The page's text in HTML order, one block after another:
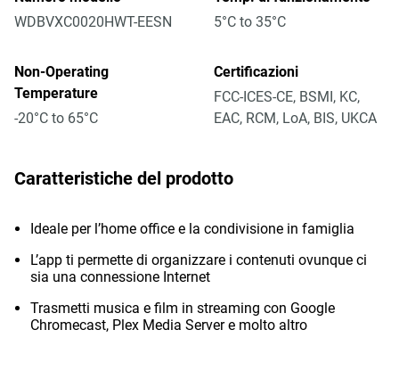
WDBVXC0020HWT-EESN
5°C to 35°C
Non-Operating
Temperature
-20°C to 65°C
Certificazioni
FCC-ICES-CE, BSMI, KC,
EAC, RCM, LoA, BIS, UKCA
Caratteristiche del prodotto
Ideale per l’home office e la condivisione in famiglia
L’app ti permette di organizzare i contenuti ovunque ci
sia una connessione Internet
Trasmetti musica e film in streaming con Google
Chromecast, Plex Media Server e molto altro